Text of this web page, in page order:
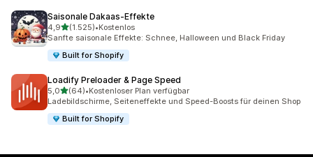
Saisonale Dakaas‑Effekte
4,9von 5 Sternen
(1.525)
1525 Rezensionen insgesamt
•Kostenlos
Sanfte saisonale Effekte: Schnee, Halloween und Black Friday
Built for Shopify
Loadify Preloader & Page Speed
5,0von 5 Sternen
(64)
64 Rezensionen insgesamt
•Kostenloser Plan verfügbar
Ladebildschirme, Seiteneffekte und Speed-Boosts für deinen Shop
Built for Shopify